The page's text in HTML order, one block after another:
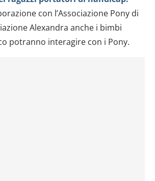
con l’Associazione Pony di
Alexandra anche i bimbi
potranno interagire con i Pony.